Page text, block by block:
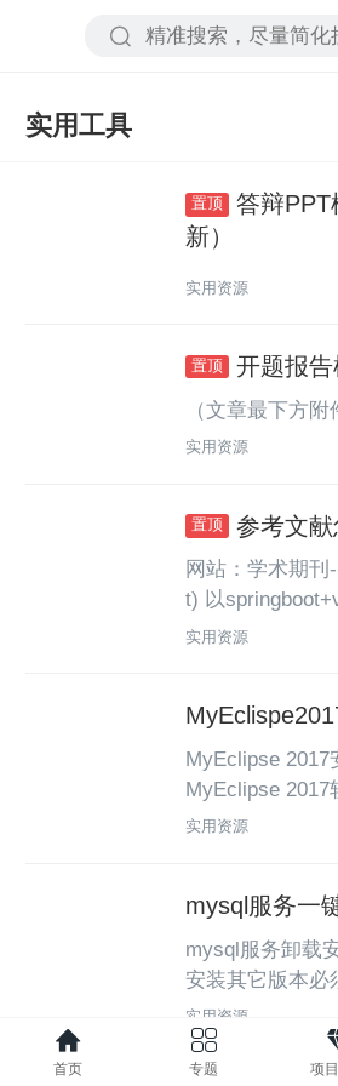
实用工具
答辩PPT
新）
实用资源
开题报告
（文章最下方附
实用资源
参考文
网站：学术期
t) 以
为例1、技术相
章，下面对应的
献，可以一样的
献，搜索功能关
实用资源
MyEclipse 2017
MyEclipse 2017
开下载的
开解压的【
夹。4.打开【
5.这里如果你的
统】程序，鼠标
身份...
实用资源
mysql服务一
mysql服务卸载
安装其它版本必
务和配置文件注
单化，我们分享
净工具。
实用资源
首页 专题 项